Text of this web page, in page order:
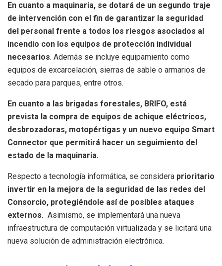
En cuanto a maquinaria, se dotará de un segundo traje
de intervención con el fin de garantizar la seguridad
del personal frente a todos los riesgos asociados al
incendio con los equipos de protección individual
necesarios. Además se incluye equipamiento como
equipos de excarcelación, sierras de sable o armarios de
secado para parques, entre otros.
En cuanto a las brigadas forestales, BRIFO, está
prevista la compra de equipos de achique eléctricos,
desbrozadoras, motopértigas y un nuevo equipo Smart
Connector que permitirá hacer un seguimiento del
estado de la maquinaria.
Respecto a tecnología informática, se considera prioritario
invertir en la mejora de la seguridad de las redes del
Consorcio, protegiéndole así de posibles ataques
externos. Asimismo, se implementará una nueva
infraestructura de computación virtualizada y se licitará una
nueva solución de administración electrónica.